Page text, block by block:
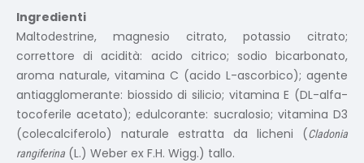
Ingredienti
Maltodestrine, magnesio citrato, potassio citrato;
correttore di acidità: acido citrico; sodio bicarbonato,
aroma naturale, vitamina C (acido L-ascorbico); agente
antiagglomerante: biossido di silicio; vitamina E (DL-alfa-
tocoferile acetato); edulcorante: sucralosio; vitamina D3
(colecalciferolo) naturale estratta da licheni (Cladonia
rangiferina (L.) Weber ex F.H. Wigg.) tallo.